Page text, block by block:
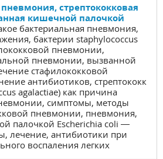
стрептококковая
кишечной палочкой
бактериальная пневмония,
бактерии staphylococcus
пневмонии,
пневмонии, вызванной
стафилококковой
антибиотиков, стрептококк
agalactiae) как причина
симптомы, методы
пневмонии, пневмония,
палочкой Escherichia coli —
лечение, антибиотики при
воспаления легких